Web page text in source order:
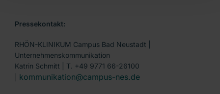
Pressekontakt:
RHÖN-KLINIKUM Campus Bad Neustadt |
Unternehmenskommunikation
Katrin Schmitt | T. +49 9771 66-26100
kommunikation@campus-nes.de